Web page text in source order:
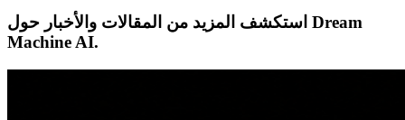
استكشف المزيد من المقالات والأخبار حول Dream
Machine AI.